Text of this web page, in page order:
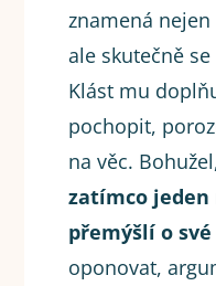
znamená
ale skutečně
Klást mu
pochopit,
na věc.
zatímco
přemýšlí o
oponovat,